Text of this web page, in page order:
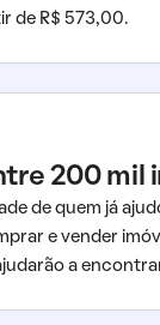
de R$ 573,00.
200 mil
de quem já
e vender
a